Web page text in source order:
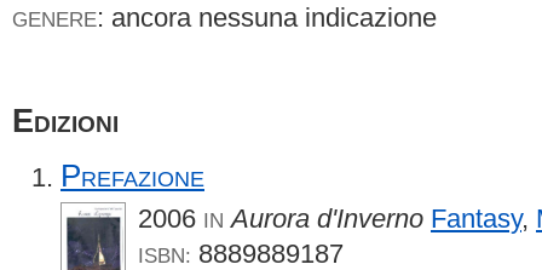
GENERE: ancora nessuna indicazione
Edizioni
Prefazione
2006 IN Aurora d'Inverno Fantasy,
ISBN: 8889889187